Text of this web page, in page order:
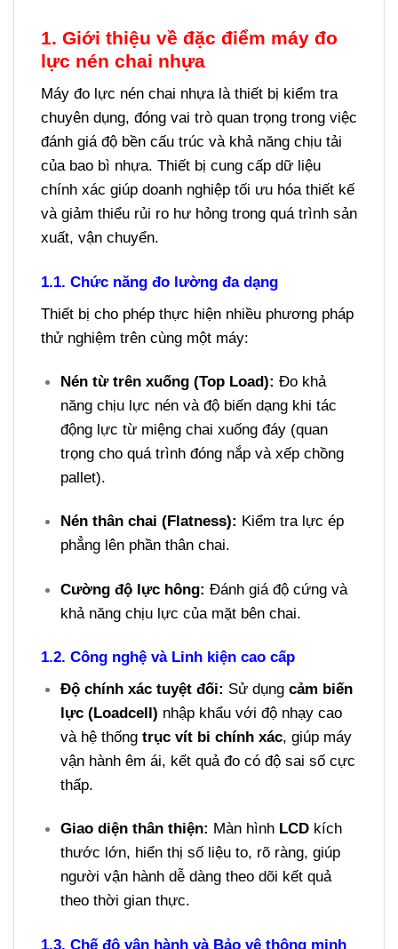
1. Giới thiệu về đặc điểm máy đo
lực nén chai nhựa
Máy đo lực nén chai nhựa là thiết bị kiểm tra
chuyên dụng, đóng vai trò quan trọng trong việc
đánh giá độ bền cấu trúc và khả năng chịu tải
của bao bì nhựa. Thiết bị cung cấp dữ liệu
chính xác giúp doanh nghiệp tối ưu hóa thiết kế
và giảm thiểu rủi ro hư hỏng trong quá trình sản
xuất, vận chuyển.
1.1. Chức năng đo lường đa dạng
Thiết bị cho phép thực hiện nhiều phương pháp
thử nghiệm trên cùng một máy:
Nén từ trên xuống (Top Load): Đo khả
năng chịu lực nén và độ biến dạng khi tác
động lực từ miệng chai xuống đáy (quan
trọng cho quá trình đóng nắp và xếp chồng
pallet).
Nén thân chai (Flatness): Kiểm tra lực ép
phẳng lên phần thân chai.
Cường độ lực hông: Đánh giá độ cứng và
khả năng chịu lực của mặt bên chai.
1.2. Công nghệ và Linh kiện cao cấp
Độ chính xác tuyệt đối: Sử dụngcảm biến
lực (Loadcell) nhập khẩu với độ nhạy cao
và hệ thốngtrục vít bi chính xác, giúp máy
vận hành êm ái, kết quả đo có độ sai số cực
thấp.
Giao diện thân thiện: Màn hình LCD kích
thước lớn, hiển thị số liệu to, rõ ràng, giúp
người vận hành dễ dàng theo dõi kết quả
theo thời gian thực.
1.3. Chế độ vận hành và Bảo vệ thông minh